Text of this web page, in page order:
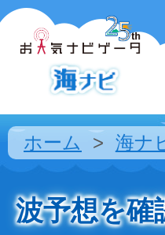
ホーム 海ナ
波予想を確